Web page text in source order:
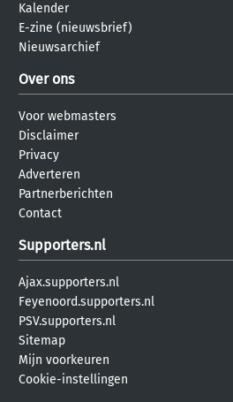
Kalender
E-zine (nieuwsbrief)
Nieuwsarchief
Over ons
Voor webmasters
Disclaimer
Privacy
Adverteren
Partnerberichten
Contact
Supporters.nl
Ajax.supporters.nl
Feyenoord.supporters.nl
PSV.supporters.nl
Sitemap
Mijn voorkeuren
Cookie-instellingen